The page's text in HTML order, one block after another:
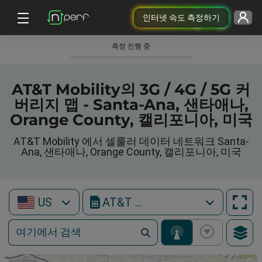
인터넷 속도 측정하기
측정 진행 중
AT&T Mobility의 3G / 4G / 5G 커
버리지 맵 - Santa-Ana, 샌타애나,
Orange County, 캘리포니아, 미국
AT&T Mobility 에서 셀룰러 데이터 네트워크 Santa-
Ana, 샌타애나, Orange County, 캘리포니아, 미국
US AT&T Mobility